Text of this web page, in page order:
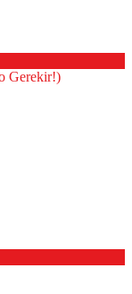
Gerekir!)